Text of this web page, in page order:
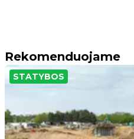
Rekomenduojame
STATYBOS